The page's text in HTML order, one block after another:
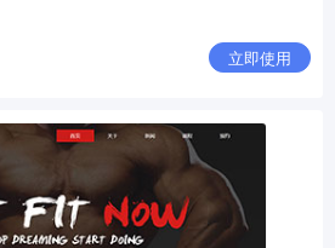
立即使用